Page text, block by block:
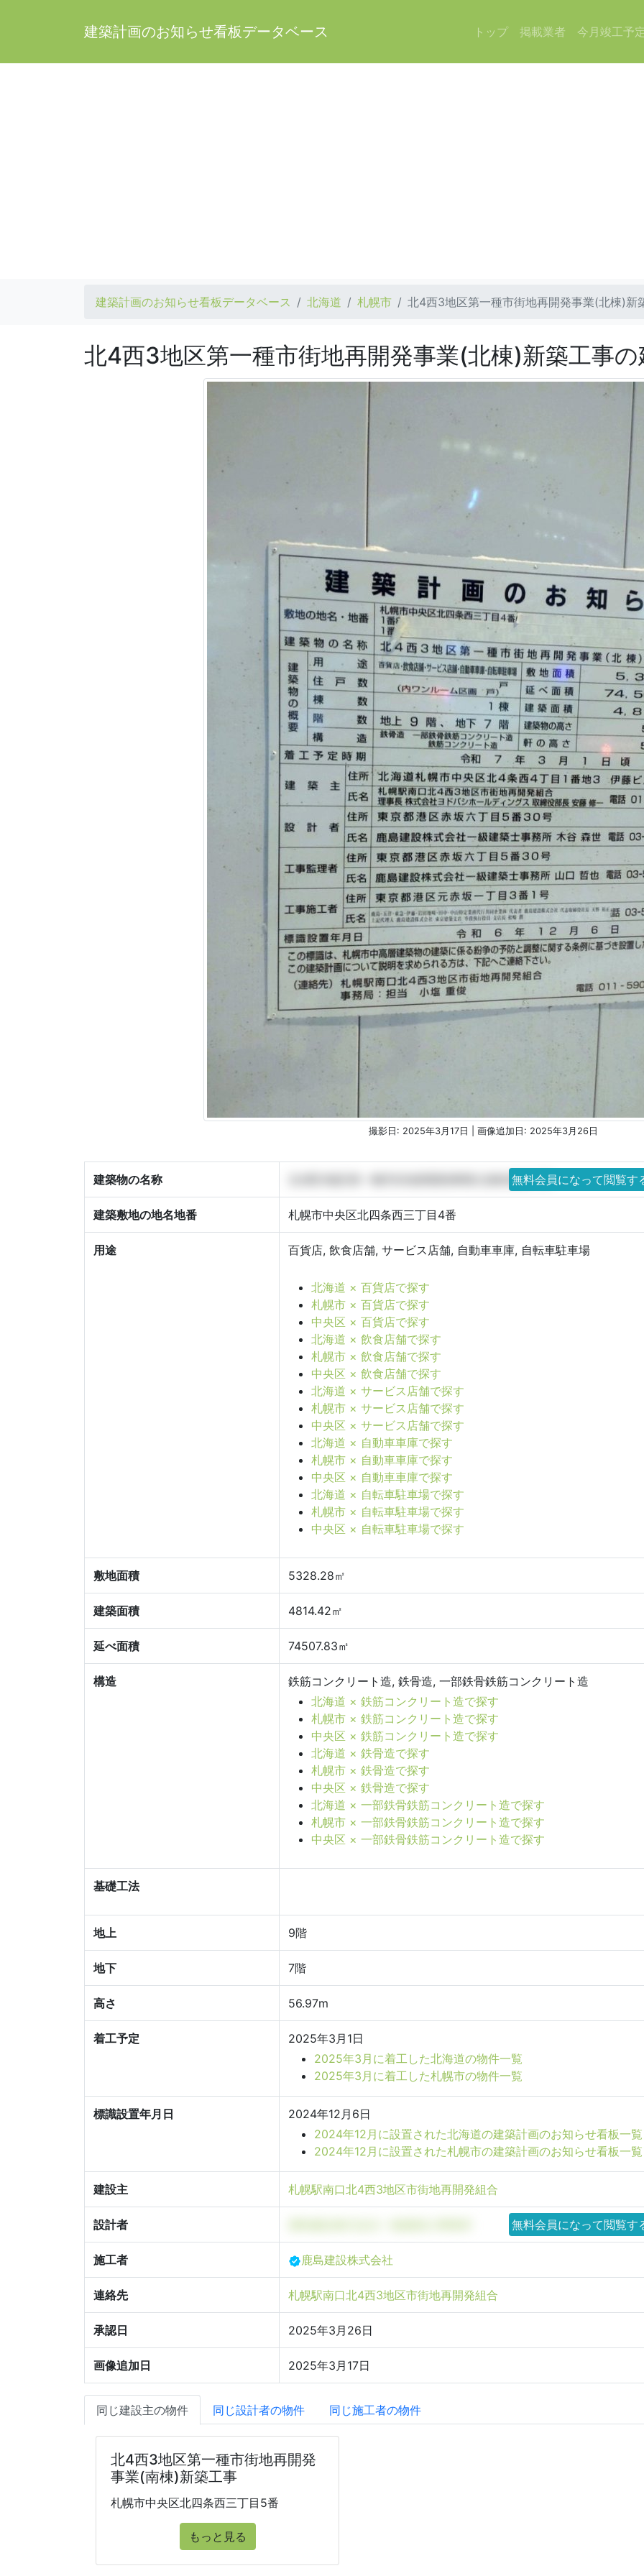
建築計画のお知らせ看板データベース トップ 掲載業者 今月竣工予
建築計画のお知らせ看板データベース 北海道 札幌市 北4西3地区第一種市街地再開発事業(北棟)新
北4西3地区第一種市街地再開発事業(北棟)新築工事
撮影日: 2025年3月17日 | 画像追加日: 2025年3月26日
建築物の名称 北4西3地区第一種市街地再開発事業(北棟)新築工事無料会員になって閲覧す
建築敷地の地名地番 札幌市中央区北四条西三丁目4番
用途 百貨店, 飲食店舗, サービス店舗, 自動車車庫, 自転車駐車場
北海道 × 百貨店で探す
札幌市 × 百貨店で探す
中央区 × 百貨店で探す
北海道 × 飲食店舗で探す
札幌市 × 飲食店舗で探す
中央区 × 飲食店舗で探す
北海道 × サービス店舗で探す
札幌市 × サービス店舗で探す
中央区 × サービス店舗で探す
北海道 × 自動車車庫で探す
札幌市 × 自動車車庫で探す
中央区 × 自動車車庫で探す
北海道 × 自転車駐車場で探す
札幌市 × 自転車駐車場で探す
中央区 × 自転車駐車場で探す
敷地面積 5328.28㎡
建築面積 4814.42㎡
延べ面積 74507.83㎡
構造
鉄筋コンクリート造, 鉄骨造, 一部鉄骨鉄筋コンクリート造
北海道 × 鉄筋コンクリート造で探す
札幌市 × 鉄筋コンクリート造で探す
中央区 × 鉄筋コンクリート造で探す
北海道 × 鉄骨造で探す
札幌市 × 鉄骨造で探す
中央区 × 鉄骨造で探す
北海道 × 一部鉄骨鉄筋コンクリート造で探す
札幌市 × 一部鉄骨鉄筋コンクリート造で探す
中央区 × 一部鉄骨鉄筋コンクリート造で探す
基礎工法
地上 9階
地下 7階
高さ 56.97m
着工予定
2025年3月1日
2025年3月に着工した北海道の物件一覧
2025年3月に着工した札幌市の物件一覧
標識設置年月日
2024年12月6日
2024年12月に設置された北海道の建築計画のお知らせ看板一覧
2024年12月に設置された札幌市の建築計画のお知らせ看板一覧
建設主 札幌駅南口北4西3地区市街地再開発組合
設計者 無料会員になって閲覧す
施工者 鹿島建設株式会社
連絡先 札幌駅南口北4西3地区市街地再開発組合
承認日 2025年3月26日
画像追加日 2025年3月17日
同じ建設主の物件 同じ設計者の物件 同じ施工者の物件
北4西3地区第一種市街地再開発
事業(南棟)新築工事
札幌市中央区北四条西三丁目5番
もっと見る